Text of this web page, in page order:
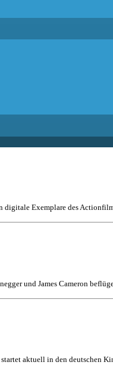
digitale Exemplare des
und James Cameron
aktuell in den deutschen